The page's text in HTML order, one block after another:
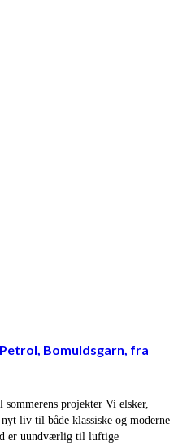
Bomuldsgarn, fra
projekter Vi elsker,
liv til både klassiske og moderne
er uundværlig til luftige